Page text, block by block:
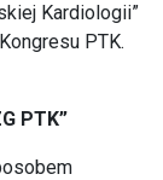
Kardiologii”
PTK.
PTK”